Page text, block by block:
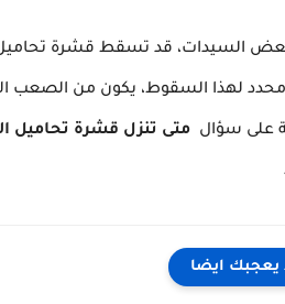
السيدات، قد تسقط قشرة تحاميل
لهذا السقوط، يكون من الصعب
على سؤال متى تنزل قشرة تحاميل
يعجبك ايضا